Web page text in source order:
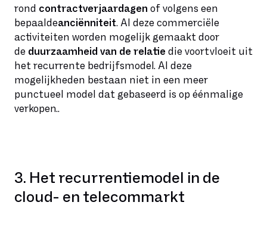
rond contractverjaardagen of volgens een
bepaaldeanciënniteit. Al deze commerciële
activiteiten worden mogelijk gemaakt door
de duurzaamheid van de relatie die voortvloeit uit
het recurrente bedrijfsmodel. Al deze
mogelijkheden bestaan niet in een meer
punctueel model dat gebaseerd is op éénmalige
verkopen..
3. Het recurrentiemodel in de
cloud- en telecommarkt